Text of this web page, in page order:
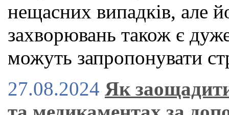
нещасних випадків, але
захворювань також є
можуть запропонувати
27.08.2024 Як